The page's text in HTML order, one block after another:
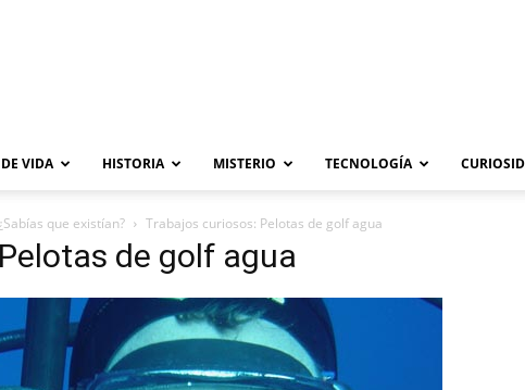
VIDA HISTORIA MISTERIO TECNOLOGÍA
que existían? Trabajos curiosos: Pelotas de golf agua
de golf agua